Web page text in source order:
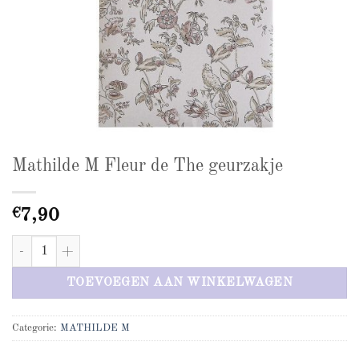
Mathilde M Fleur de The geurzakje
€7,90
Mathilde M Fleur de The geurzakje aantal
TOEVOEGEN AAN WINKELWAGEN
Categorie: MATHILDE M